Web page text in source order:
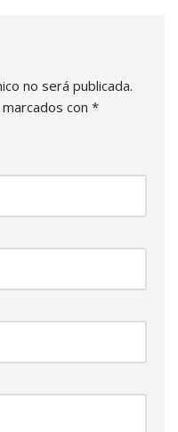
no será publicada.
con *